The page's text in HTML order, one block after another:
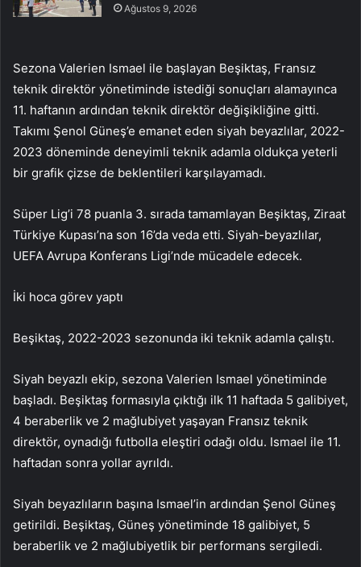
Ağustos 9, 2026
Sezona Valerien Ismael ile başlayan Beşiktaş, Fransız
teknik direktör yönetiminde istediği sonuçları alamayınca
11. haftanın ardından teknik direktör değişikliğine gitti.
Takımı Şenol Güneş’e emanet eden siyah beyazlılar, 2022-
2023 döneminde deneyimli teknik adamla oldukça yeterli
bir grafik çizse de beklentileri karşılayamadı.
Süper Lig’i 78 puanla 3. sırada tamamlayan Beşiktaş, Ziraat
Türkiye Kupası’na son 16’da veda etti. Siyah-beyazlılar,
UEFA Avrupa Konferans Ligi’nde mücadele edecek.
İki hoca görev yaptı
Beşiktaş, 2022-2023 sezonunda iki teknik adamla çalıştı.
Siyah beyazlı ekip, sezona Valerien Ismael yönetiminde
başladı. Beşiktaş formasıyla çıktığı ilk 11 haftada 5 galibiyet,
4 beraberlik ve 2 mağlubiyet yaşayan Fransız teknik
direktör, oynadığı futbolla eleştiri odağı oldu. Ismael ile 11.
haftadan sonra yollar ayrıldı.
Siyah beyazlıların başına Ismael’in ardından Şenol Güneş
getirildi. Beşiktaş, Güneş yönetiminde 18 galibiyet, 5
beraberlik ve 2 mağlubiyetlik bir performans sergiledi.